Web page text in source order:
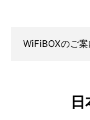
WiFiBOXのご案